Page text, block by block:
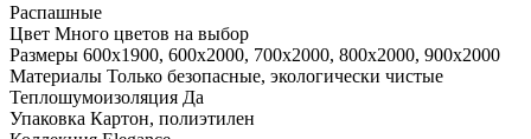
Распашные
Цвет Много цветов на выбор
Размеры 600x1900, 600x2000, 700x2000, 800x2000, 900x2000
Материалы Только безопасные, экологически чистые
Теплошумоизоляция Да
Упаковка Картон, полиэтилен